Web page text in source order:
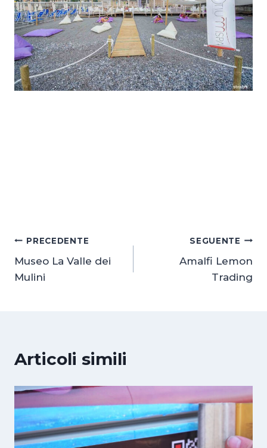
Navigazione
articoli
PRECEDENTE
Museo La Valle dei
Mulini
SEGUENTE
Amalfi Lemon
Trading
Articoli simili